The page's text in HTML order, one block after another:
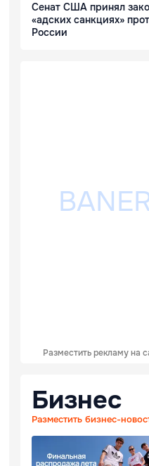
Сенат США принял
«адских санкциях»
России
Разместить рекламу на
Бизнес
Разместить бизнес-